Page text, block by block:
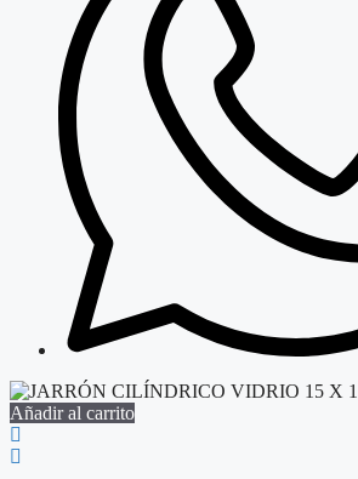
Añadir al carrito